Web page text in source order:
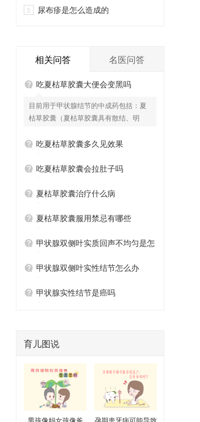
5 尿布疹是怎么造成的
相关问答 名医问答
吃夏枯草胶囊大便会变黑吗
目前用于甲状腺结节的中成药包括：夏
枯草胶囊（夏枯草胶囊具有散结、明
于治疗乳腺结节、乳腺增生以及淋巴结
寒凉、味甘、微苦，也能对筋骨疼痛、
好的治疗作用。）、平消胶囊（活血化
仙鹤草、郁金等成分）、消瘿丸（软坚
者，含昆布、海藻等）。 除药物外，患
坚硬食物；规律作息，避免熬夜加重胃
胃镜检查，明确出血原因后调整方案，
吃夏枯草胶囊多久见效果
吃夏枯草胶囊会拉肚子吗
夏枯草胶囊治疗什么病
夏枯草胶囊服用禁忌有哪些
甲状腺双侧叶实质回声不均匀是怎
么回事甲状腺双侧叶实性结节怎么办
甲状腺实性结节是癌吗
育儿图说
男孩像妈女孩像爸
孕期患牙病可能导致